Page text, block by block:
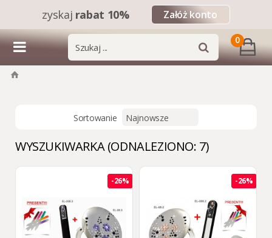
zyskaj rabat 10% Załóż konto
0
Sortowanie
WYSZUKIWARKA (ODNALEZIONO: 7)
-26% -26%